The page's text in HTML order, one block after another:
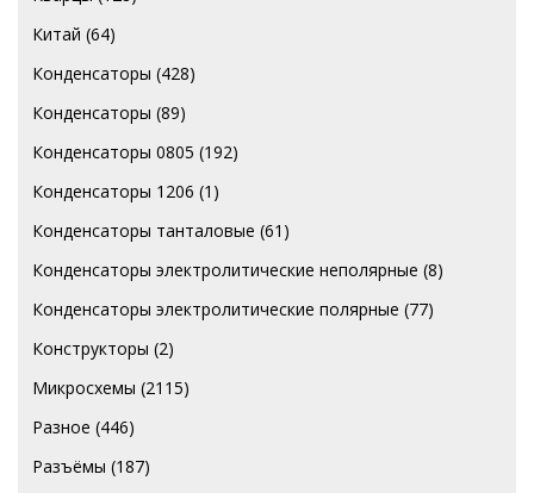
Китай (64)
Конденсаторы (428)
Конденсаторы (89)
Конденсаторы 0805 (192)
Конденсаторы 1206 (1)
Конденсаторы танталовые (61)
Конденсаторы электролитические неполярные (8)
Конденсаторы электролитические полярные (77)
Конструкторы (2)
Микросхемы (2115)
Разное (446)
Разъёмы (187)